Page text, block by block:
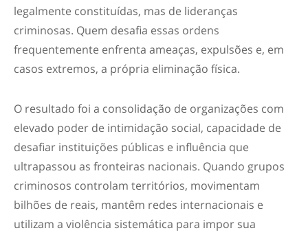
legalmente constituídas, mas de lideranças
criminosas. Quem desafia essas ordens
frequentemente enfrenta ameaças, expulsões e, em
casos extremos, a própria eliminação física.
O resultado foi a consolidação de organizações com
elevado poder de intimidação social, capacidade de
desafiar instituições públicas e influência que
ultrapassou as fronteiras nacionais. Quando grupos
criminosos controlam territórios, movimentam
bilhões de reais, mantêm redes internacionais e
utilizam a violência sistemática para impor sua